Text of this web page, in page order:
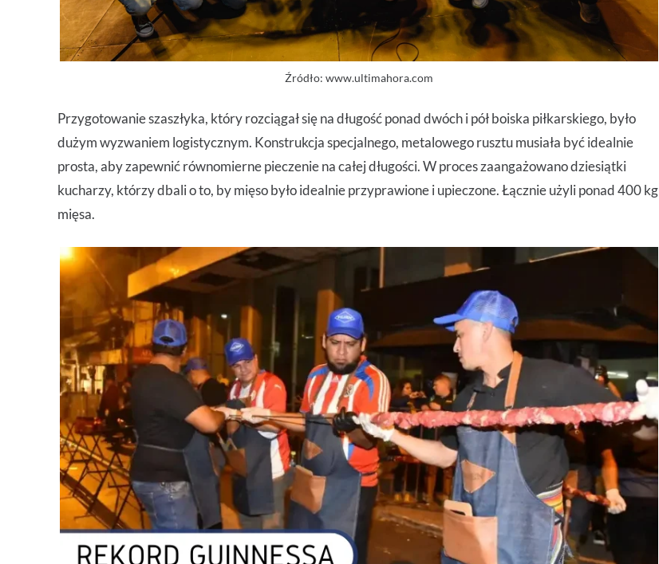
Źródło: www.ultimahora.com
Przygotowanie szaszłyka, który rozciągał się na długość ponad dwóch i pół boiska piłkarskiego, było
dużym wyzwaniem logistycznym. Konstrukcja specjalnego, metalowego rusztu musiała być idealnie
prosta, aby zapewnić równomierne pieczenie na całej długości. W proces zaangażowano dziesiątki
kucharzy, którzy dbali o to, by mięso było idealnie przyprawione i upieczone. Łącznie użyli ponad 400 kg
mięsa.